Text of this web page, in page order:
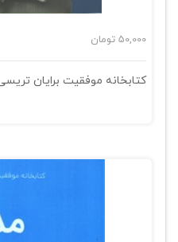
50,000 تومان
کتابخانه موفقیت برایان